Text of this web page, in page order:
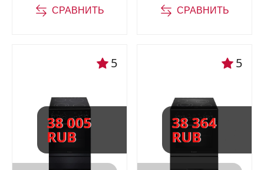
СРАВНИТЬ СРАВНИТЬ
38 005
RUB
5
38 364
RUB
5